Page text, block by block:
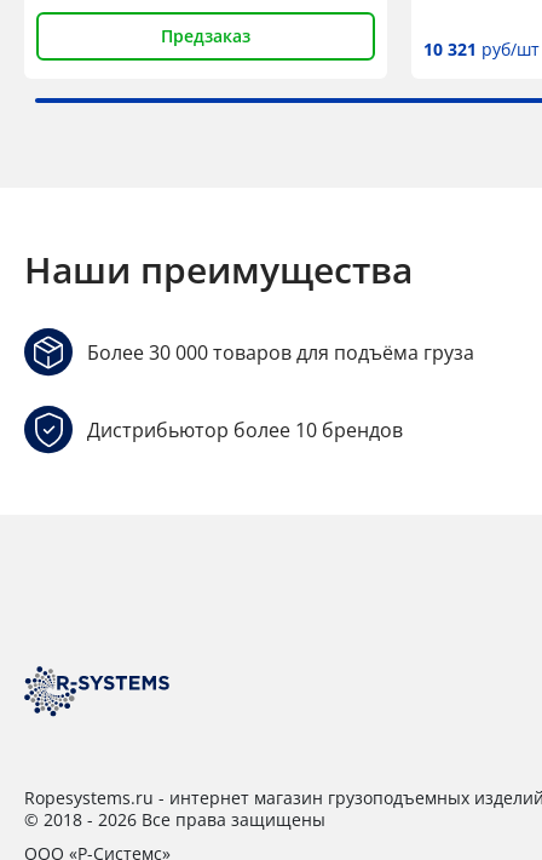
Предзаказ
10 321 руб/шт
Наши преимущества
Более 30 000 товаров для подъёма груза
Дистрибьютор более 10 брендов
Ropesystems.ru - интернет магазин грузоподъемных
© 2018 - 2026 Все права защищены
ООО «Р-Системс»